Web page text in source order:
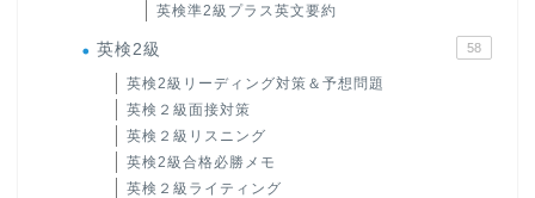
英検準2級プラス英文要約
英検2級 58
英検2級リーディング対策＆予想問題
英検２級面接対策
英検２級リスニング
英検2級合格必勝メモ
英検２級ライティング